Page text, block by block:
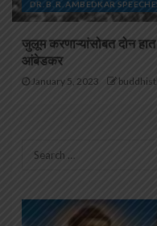
DR. B. R. AMBEDKAR
जुलूम करणाऱ्यांसोबत दोन हात
आंबेडकर
January 5, 2023